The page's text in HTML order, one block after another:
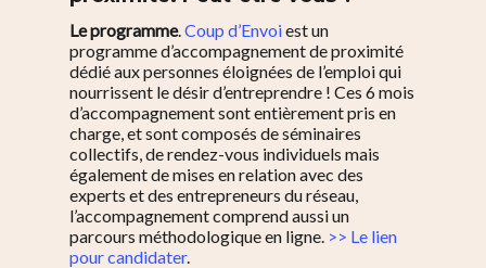
Le programme.Coup d’Envoiest un
programme d’accompagnement de proximité
dédié aux personnes éloignées de l’emploi qui
nourrissent le désir d’entreprendre ! Ces 6 mois
d’accompagnement sont entièrement pris en
charge, et sont composés de séminaires
collectifs, de rendez-vous individuels mais
également de mises en relation avec des
experts et des entrepreneurs du réseau,
l’accompagnement comprend aussi un
parcours méthodologique en ligne. >> Le lien
pour candidater.